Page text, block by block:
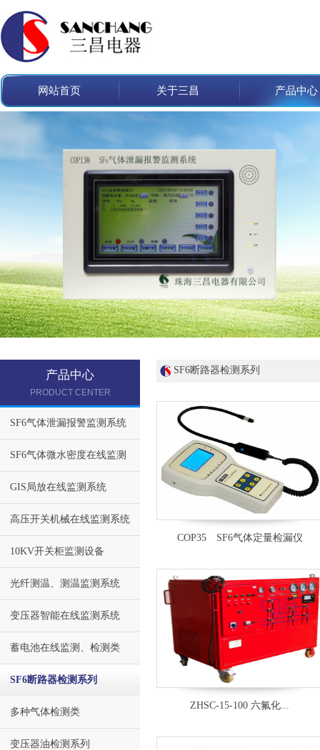
网站首页 关于三昌 产品中心
产品中心
PRODUCT CENTER
SF6气体泄漏报警监测系统
SF6气体微水密度在线监测
GIS局放在线监测系统
高压开关机械在线监测系统
10KV开关柜监测设备
光纤测温、测温监测系统
变压器智能在线监测系统
蓄电池在线监测、检测类
SF6断路器检测系列
多种气体检测类
变压器油检测系列
SF6断路器检测系列
COP35 SF6气体定量检漏仪
ZHSC-15-100 六氟化...